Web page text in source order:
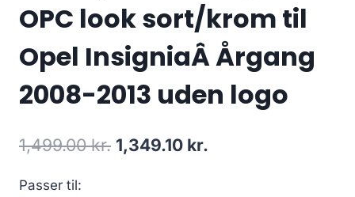
OPC look sort/krom til
Opel InsigniaÂ Årgang
2008-2013 uden logo
1,499.00kr. Den
1,349.10 kr.
Passer til: